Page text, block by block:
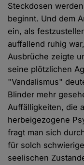
Steckdosen
beginnt. Und dem
ein, als
auffallend ruhig
Ausbrüche zeigte
seine plötzlichen
"Vandalismus"
Blinder mehr
Auffälligkeiten, die
herbeigezogene
fragt man sich
für solch
seelischen